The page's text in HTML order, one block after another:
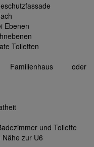
Ebenen
Toiletten
oder
und Toilette
zur U6